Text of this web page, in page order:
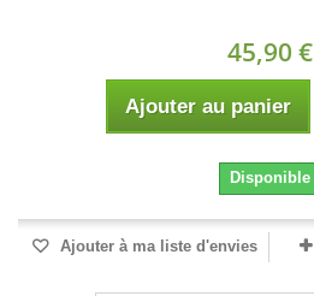
45,90 €
Ajouter au panier
Disponible
Ajouter à ma liste d'envies